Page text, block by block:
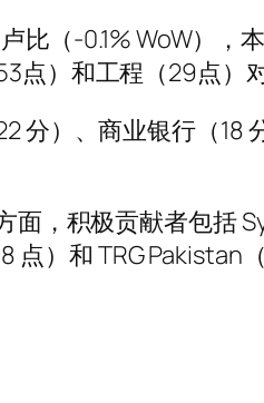
比（-0.1% WoW）
点）和工程（29点）
分）、商业银行（18
面，积极贡献者包括
点）和 TRG Pakistan（